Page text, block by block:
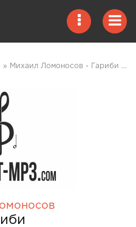
» Михаил Ломоносов - Гариби mp3 скачать